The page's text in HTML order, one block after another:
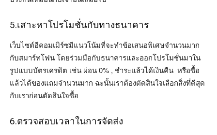
5.เสาะหาโปรโมชั่นกับทางธนาคาร
เว็บไซต์อีคอมเมิร์ซมีแนวโน้มที่จะทำข้อเสนอพิเศษจำนวนมาก
กับสมาร์ทโฟน โดยร่วมมือกับธนาคารและออกโปรโมชั่นมาใน
รูปแบบบัตรเครดิต เช่น ผ่อน 0% , ชำระแล้วได้เงินคืน หรือซื้อ
แล้วได้ของแถมจำนวนมาก ฉะนั้นเราต้องตัดสินใจเลือกสิ่งที่ดีสุด
กับเราก่อนตัดสินใจซื้อ
6.ตรวจสอบเวลาในการจัดส่ง